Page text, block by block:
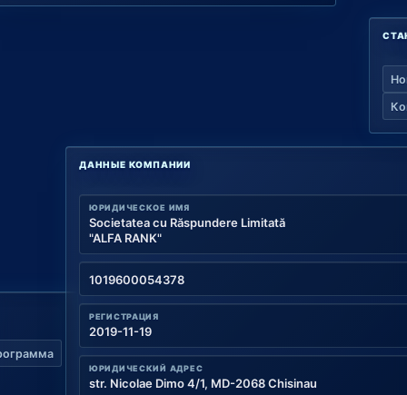
ДАННЫЕ КОМПАНИИ
ЮРИДИЧЕСКОЕ ИМЯ
Societatea cu Răspundere Limitată
"ALFA RANK"
1019600054378
РЕГИСТРАЦИЯ
2019-11-19
ЮРИДИЧЕСКИЙ АДРЕС
str. Nicolae Dimo 4/1, MD-2068 Chisinau